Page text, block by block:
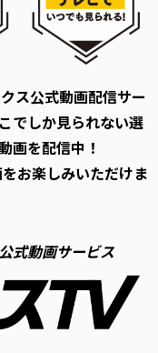
ス公式動画配信サー
でしか見られない選
画を配信中！
お楽しみいただけま
式動画サービス